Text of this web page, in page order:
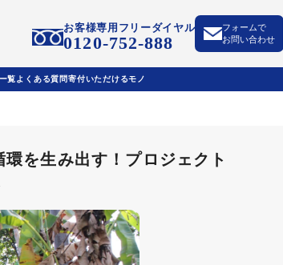
お客様専用フリーダイヤル
0120-752-888
フォームで
お問い合わせ
覧よくある質問寄付いただけるモノ
を生み出す！プロジェクト